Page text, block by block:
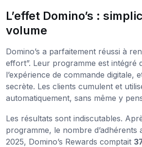
L’effet Domino’s :
volume
Domino’s a parfaitement réussi à
effort”. Leur programme est intégré
l’expérience de commande digitale,
secrète. Les clients cumulent et
automatiquement, sans même y
Les résultats sont indiscutables.
programme, le nombre d’adhérents
2025, Domino’s Rewards comptait